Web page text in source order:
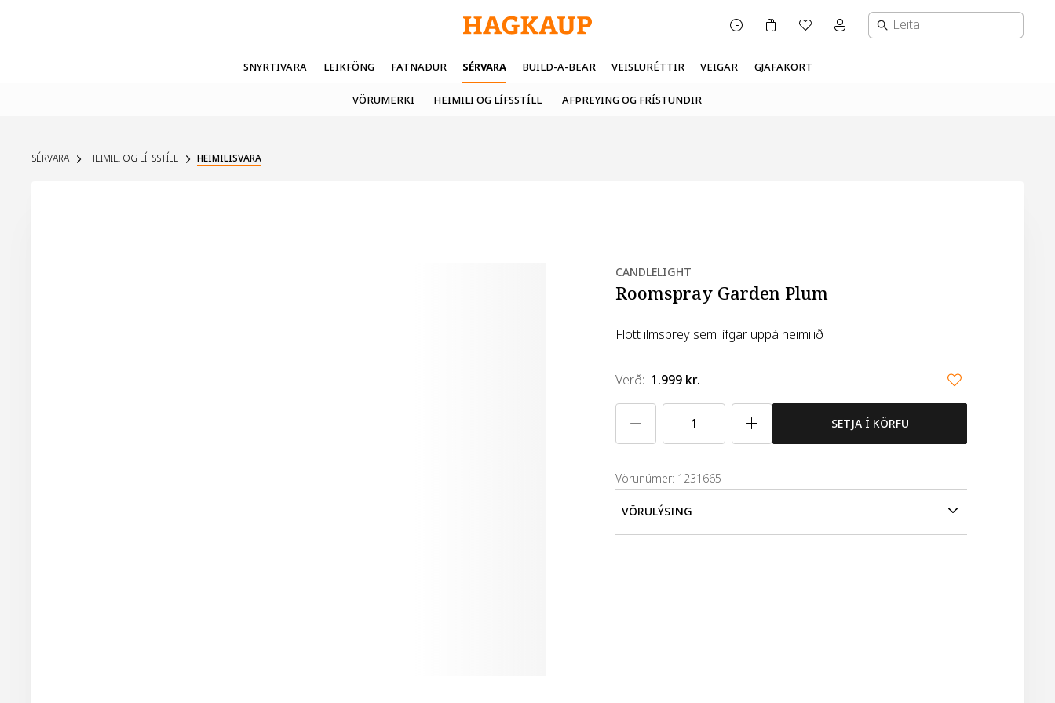
Karfa ÓskalistiMínar síður valmynd
SNYRTIVARA LEIKFÖNG FATNAÐUR SÉRVARA BUILD-A-BEAR VEISLURÉTTIR VEIGAR GJAFAKORT
VÖRUMERKI HEIMILI OG LÍFSSTÍLL AFÞREYING OG FRÍSTUNDIR
SÉRVARA HEIMILI OG LÍFSSTÍLL HEIMILISVARA
CANDLELIGHT
Roomspray Garden Plum
Flott ilmsprey sem lífgar uppá heimilið
Verð: 1.999 kr.
SETJA Í KÖRFU
Vörunúmer: 1231665
VÖRULÝSING